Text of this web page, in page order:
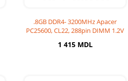
.8GB DDR4- 3200MHz Apacer
PC25600, CL22, 288pin DIMM 1.2V
1 415 MDL